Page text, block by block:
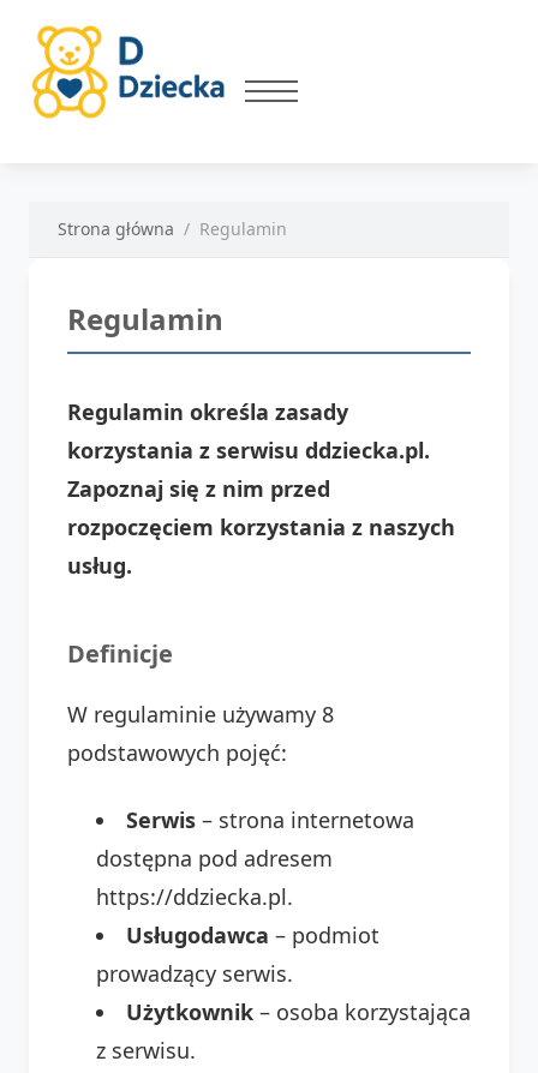
Strona główna Regulamin
Regulamin
Regulamin określa zasady
korzystania z serwisu ddziecka.pl.
Zapoznaj się z nim przed
rozpoczęciem korzystania z naszych
usług.
Definicje
W regulaminie używamy 8
podstawowych pojęć:
Serwis – strona internetowa
dostępna pod adresem
https://ddziecka.pl.
Usługodawca – podmiot
prowadzący serwis.
Użytkownik – osoba korzystająca
z serwisu.